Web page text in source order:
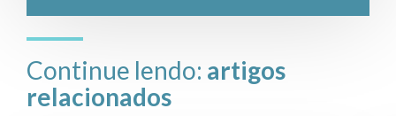
Continue lendo: artigos
relacionados